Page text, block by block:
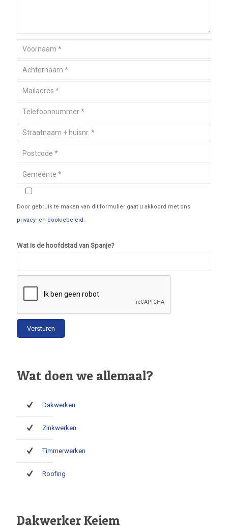
Door gebruik te maken van dit formulier gaat u akkoord met ons
privacy- en cookiebeleid.
Wat is de hoofdstad van Spanje?
Wat doen we allemaal?
Dakwerken
Zinkwerken
Timmerwerken
Roofing
Dakwerker Keiem